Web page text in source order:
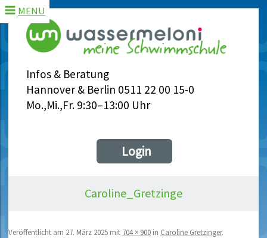
Infos & Beratung
Hannover & Berlin 0511 22 00 15-0
Mo.,Mi.,Fr. 9:30–13:00 Uhr
MENU
Login
Caroline_Gretzinge
Veröffentlicht am 27. März 2025 mit 704 × 900 in Caroline Gretzinger.